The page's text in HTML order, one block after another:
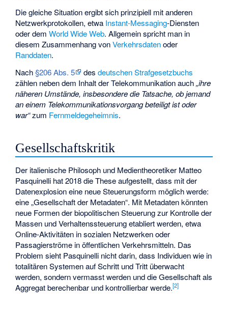
Die gleiche Situation ergibt sich prinzipiell mit anderen
Netzwerkprotokollen, etwa Instant-Messaging-Diensten
oder demWorld Wide Web. Allgemein spricht man in
diesem Zusammenhang vonVerkehrsdatenoder
Randdaten.
Nach§206 Abs. 5 desdeutschen Strafgesetzbuchs
zählen neben dem Inhalt der Telekommunikation auch„ihre
näheren Umstände, insbesondere die Tatsache, ob jemand
an einem Telekommunikationsvorgang beteiligt ist oder
war“zum Fernmeldegeheimnis.
Gesellschaftskritik
Der italienische Philosoph und Medientheoretiker Matteo
Pasquinelli hat 2018 die These aufgestellt, dass mit der
Datenexplosion eine neue Steuerungsform möglich werde:
eine „Gesellschaft der Metadaten“. Mit Metadaten könnten
neue Formen der biopolitischen Steuerung zur Kontrolle der
Massen und Verhaltenssteuerung etabliert werden, etwa
Online-Aktivitäten in sozialen Netzwerken oder
Passagierströme in öffentlichen Verkehrsmitteln. Das
Problem sieht Pasquinelli nicht darin, dass Individuen wie in
totalitären Systemen auf Schritt und Tritt überwacht
werden, sondern vermasst werden und die Gesellschaft als
Aggregat berechenbar und kontrollierbar werde.[2]